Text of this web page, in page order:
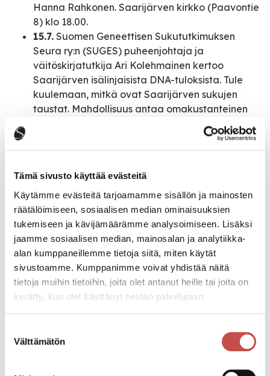
Tämä sivusto käyttää evästeitä
Käytämme evästeitä tarjoamamme sisällön ja mainosten
räätälöimiseen, sosiaalisen median ominaisuuksien
tukemiseen ja kävijämäärämme analysoimiseen. Lisäksi
jaamme sosiaalisen median, mainosalan ja analytiikka-
alan kumppaneillemme tietoja siitä, miten käytät
sivustoamme. Kumppanimme voivat yhdistää näitä
tietoja muihin tietoihin, joita olet antanut heille tai joita on
kerätty, kun olet käyttänyt heidän palvelujaan.
valinta
Välttämätön
Hanna Rahkonen. Saarijärven kirkko (Paavontie
8) klo 18.00.
15.7. Suomen Geneettisen Sukututkimuksen
Seura ry:n (SUGES) puheenjohtaja ja
väitöskirjatutkija Ari Kolehmainen kertoo
Saarijärven isälinjaisista DNA-tuloksista. Tule
kuulemaan, mitkä ovat Saarijärven sukujen
taustat. Mahdollisuus antaa omakustanteinen
DNA-näyte. Saarijärven museo (Herajärventie
2) klo 18.00. 10 / 9 / 5 € tai Museokortti.
26.7.Niina Lehtonen Braunin
/ Paavontie 30) klo 15.00. Huomaa viikonpäivä
sunnuntai ja aikaisempi aloituskellonaika.
5.8.Samuli Heimosen taiteilijatapaaminen
Galleria Ahkussa (Oppitie 2 / Paavontie 30) klo
18.00.
12.8.Toivi Järvisen puutarhajuhlat Saarijärven
museolla (Herajärventie 2) klo 16–18. Huomaa
aikaisempi aloituskellonaika. Vapaa pääsy,
näyttelyt 5 € tai Museokortti.
kirkko (Paavontie 8) klo 18.00. Käsiohjelma 10 €.
rakentajana. Värikkäät vuodet kansainvälisessä